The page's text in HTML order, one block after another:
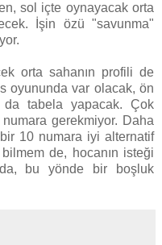
sol içte oynayacak orta
İşin özü "savunma"
orta sahanın profili de
oyununda var olacak, ön
da tabela yapacak. Çok
gerekmiyor. Daha
10 numara iyi alternatif
de, hocanın isteği
da, bu yönde bir boşluk